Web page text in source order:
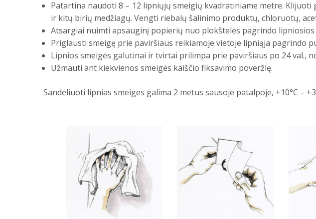
Patartina naudoti 8 – 12 lipniųjų smeigių kvadratiniame metre.
ir kitų birių medžiagų. Vengti riebalų šalinimo produktų, chloruotų,
Atsargiai nuimti apsauginį popierių nuo plokštelės pagrindo
Priglausti smeigę prie paviršiaus reikiamoje vietoje lipniąja pagrindo
Lipnios smeigės galutinai ir tvirtai prilimpa prie paviršiaus po 24 val.,
Užmauti ant kiekvienos smeigės kaiščio fiksavimo poveržlę.
Sandėliuoti lipnias smeiges galima 2 metus sausoje patalpoje, +10°C –